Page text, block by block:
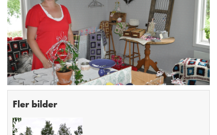
Fler bilder